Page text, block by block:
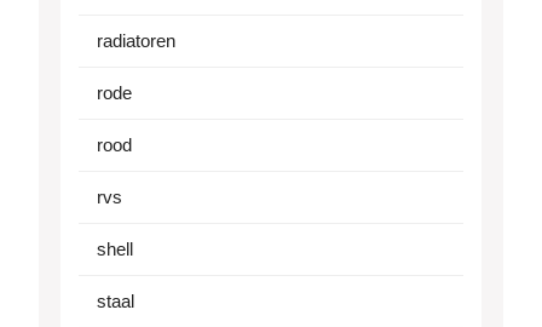
radiatoren
rode
rood
rvs
shell
staal